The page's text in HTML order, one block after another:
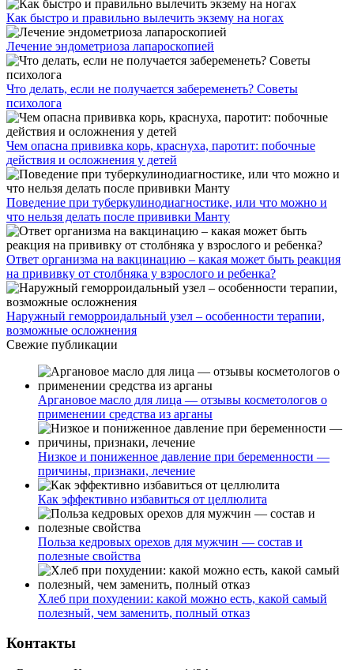
Как быстро и правильно вылечить экзему на ногах
Лечение эндометриоза лапароскопией
Что делать, если не получается забеременеть? Советы
психолога
Чем опасна прививка корь, краснуха, паротит: побочные
действия и осложнения у детей
Поведение при туберкулинодиагностике, или что можно и
что нельзя делать после прививки Манту
Ответ организма на вакцинацию – какая может быть реакция
на прививку от столбняка у взрослого и ребенка?
Наружный геморроидальный узел – особенности терапии,
возможные осложнения
Свежие публикации
Аргановое масло для лица — отзывы косметологов о
применении средства из арганы
Низкое и пониженное давление при беременности —
причины, признаки, лечение
Как эффективно избавиться от целлюлита
Польза кедровых орехов для мужчин — состав и
полезные свойства
Хлеб при похудении: какой можно есть, какой самый
полезный, чем заменить, полный отказ
Контакты